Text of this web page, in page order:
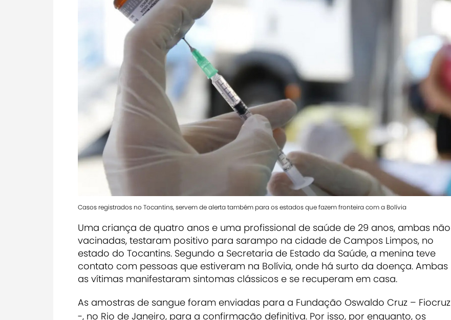
Casos registrados no Tocantins, servem de alerta também para os estados que fazem fronteira com a Bolívia
Uma criança de quatro anos e uma profissional de saúde de 29 anos, ambas não
vacinadas, testaram positivo para sarampo na cidade de Campos Limpos, no
estado do Tocantins. Segundo a Secretaria de Estado da Saúde, a menina teve
contato com pessoas que estiveram na Bolívia, onde há surto da doença. Ambas
as vítimas manifestaram sintomas clássicos e se recuperam em casa.
As amostras de sangue foram enviadas para a Fundação Oswaldo Cruz – Fiocruz
-, no Rio de Janeiro, para a confirmação definitiva. Por isso, por enquanto, os